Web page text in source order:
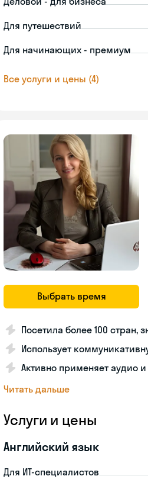
Для путешествий
Для начинающих - премиум
Все услуги и цены (4)
Выбрать время
Посетила более 100 стран,
Использует
Активно применяет аудио
Читать дальше
Услуги и цены
Английский язык
Для ИТ-специалистов